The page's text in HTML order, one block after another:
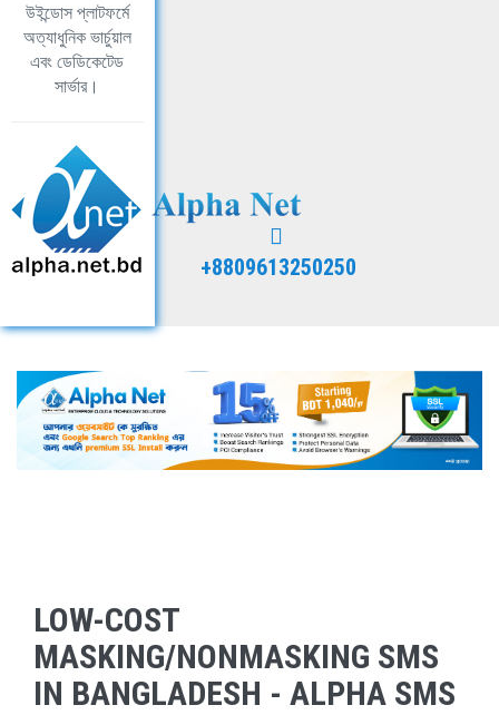
উইন্ডোস প্লাটফর্মে
অত্যাধুনিক ভার্চুয়াল
এবং ডেডিকেটেড
সার্ভার।
+8809613250250
LOW-COST
MASKING/NONMASKING SMS
IN BANGLADESH - ALPHA SMS